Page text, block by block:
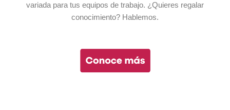
variada para tus equipos de trabajo. ¿Quieres regalar
conocimiento? Hablemos.